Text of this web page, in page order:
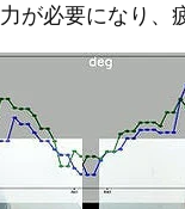
が必要になり、